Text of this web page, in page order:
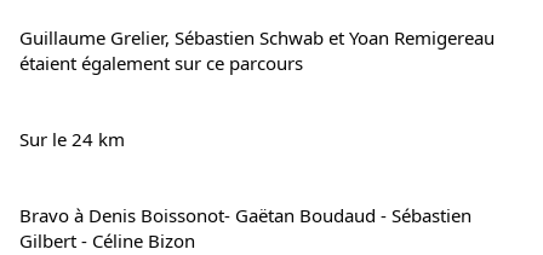
Guillaume Grelier, Sébastien Schwab et Yoan Remigereau
étaient également sur ce parcours
Sur le 24 km
Bravo à Denis Boissonot- Gaëtan Boudaud - Sébastien
Gilbert - Céline Bizon